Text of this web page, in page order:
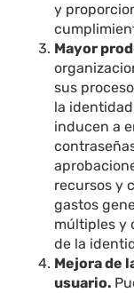
y
Mayor
sus
la
inducen a
recursos y
gastos
múltiples y
de la
Mejora de
usuario.